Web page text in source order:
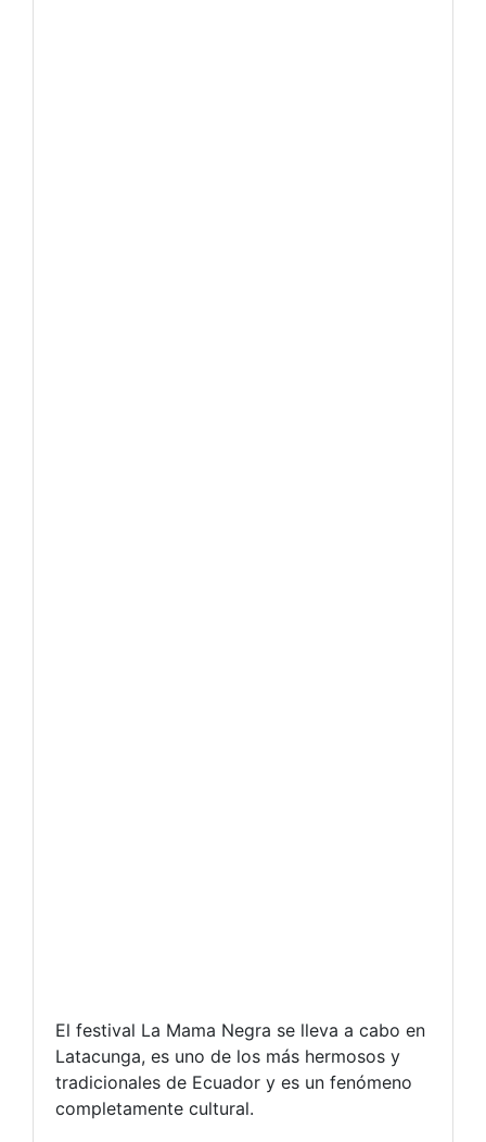
El festival La Mama Negra se lleva a cabo en
Latacunga, es uno de los más hermosos y
tradicionales de Ecuador y es un fenómeno
completamente cultural.